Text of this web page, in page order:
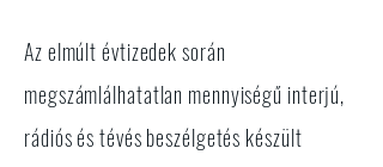
Az elmúlt évtizedek során
megszámlálhatatlan mennyiségű interjú,
rádiós és tévés beszélgetés készült